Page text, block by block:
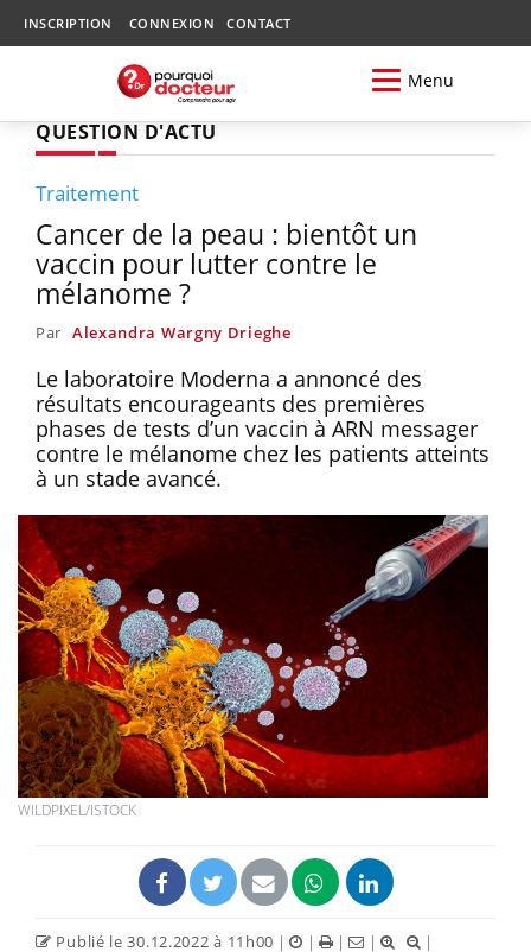
INSCRIPTION CONNEXION CONTACT
Menu
QUESTION D'ACTU
Traitement
Cancer de la peau : bientôt un
vaccin pour lutter contre le
mélanome ?
Par Alexandra Wargny Drieghe
Le laboratoire Moderna a annoncé des
résultats encourageants des premières
phases de tests d’un vaccin à ARN messager
contre le mélanome chez les patients atteints
à un stade avancé.
WILDPIXEL/ISTOCK
Publié le 30.12.2022 à 11h00 | | | |
|